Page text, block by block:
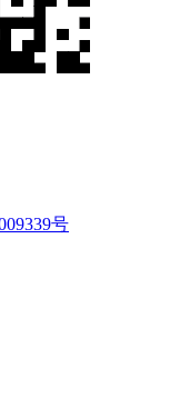
号